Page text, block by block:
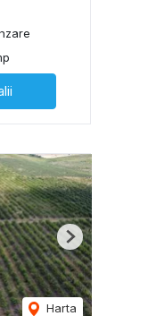
Harta
Next